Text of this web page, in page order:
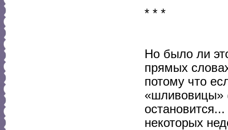
* * *
Но было ли
прямых
потому что
«шливовицы»
некоторых